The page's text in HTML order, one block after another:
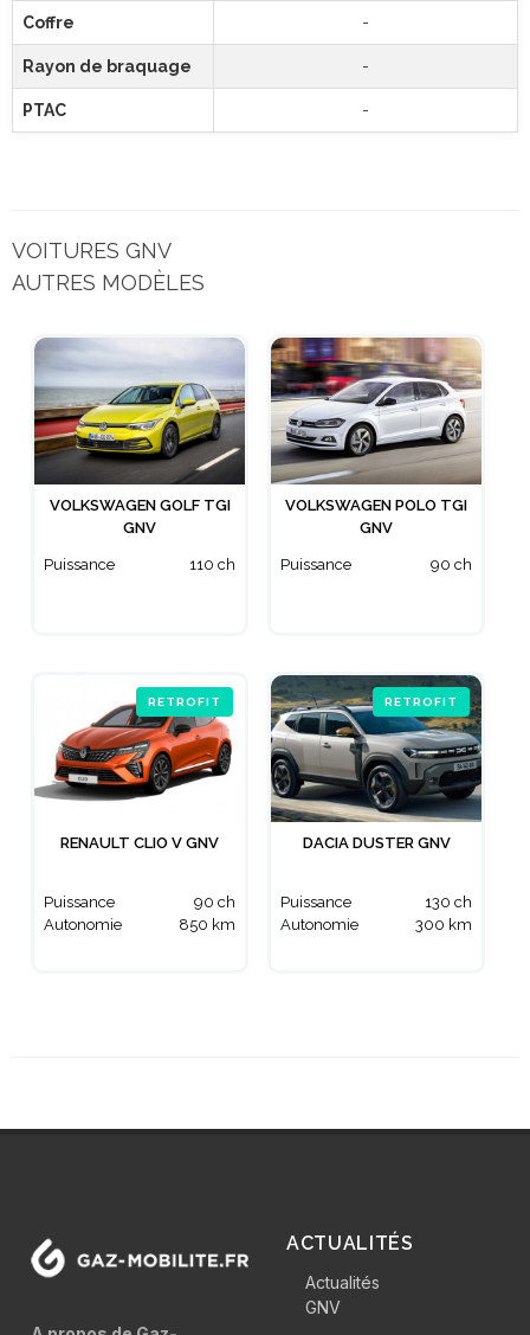
Coffre -
Rayon de braquage -
PTAC -
VOITURES GNV
AUTRES MODÈLES
VOLKSWAGEN GOLF TGI
GNV
Puissance 110 ch
VOLKSWAGEN POLO TGI
GNV
Puissance 90 ch
RETROFIT
RENAULT CLIO V GNV
Puissance
90 ch
Autonomie
850 km
RETROFIT
DACIA DUSTER GNV
Puissance
130 ch
Autonomie
300 km
ACTUALITÉS
Actualités
GNV